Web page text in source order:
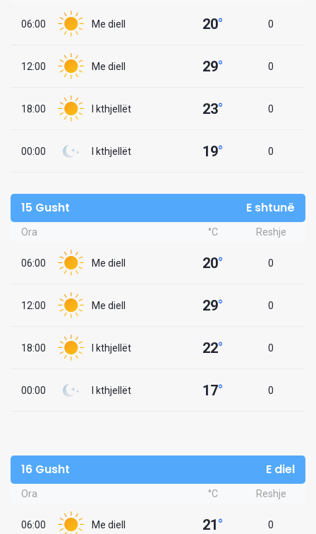
06:00 Me diell 20° 0
12:00 Me diell 29° 0
18:00 I kthjellët 23° 0
00:00 I kthjellët 19° 0
15 Gusht E shtunë
Ora °C Reshje
06:00 Me diell 20° 0
12:00 Me diell 29° 0
18:00 I kthjellët 22° 0
00:00 I kthjellët 17° 0
16 Gusht E diel
Ora °C Reshje
06:00 Me diell 21° 0